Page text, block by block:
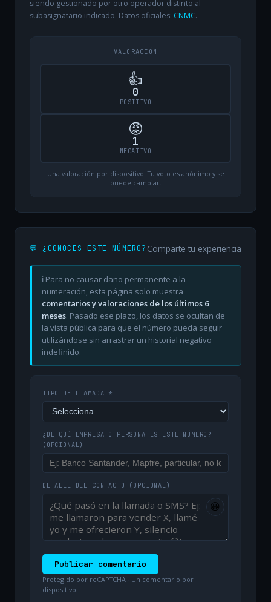
siendo gestionado por otro operador distinto al
subasignatario indicado. Datos oficiales: CNMC.
VALORACIÓN
👍
0
POSITIVO
😡
1
NEGATIVO
Una valoración por dispositivo. Tu voto es anónimo y se
puede cambiar.
💬 ¿CONOCES ESTE NÚMERO? Comparte tu experiencia
ℹ️ Para no causar daño permanente a la
numeración, esta página solo muestra
comentarios y valoraciones de los últimos 6
meses. Pasado ese plazo, los datos se ocultan de
la vista pública para que el número pueda seguir
utilizándose sin arrastrar un historial negativo
indefinido.
TIPO DE LLAMADA *
¿DE QUÉ EMPRESA O PERSONA ES ESTE NÚMERO?
(OPCIONAL)
DETALLE DEL CONTACTO (OPCIONAL)
😀
Publicar comentario
Protegido por reCAPTCHA · Un comentario por
dispositivo